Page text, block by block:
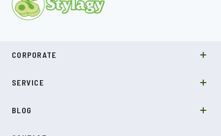
CORPORATE
COMPANY
NEWS
SERVICE
受託開発
BLOG